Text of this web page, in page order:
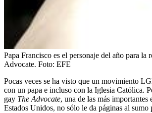
Papa Francisco es el personaje del año para la
Advocate. Foto: EFE
Pocas veces se ha visto que un movimiento
con un papa e incluso con la Iglesia Católica.
gay The Advocate, una de las más importantes
Estados Unidos, no sólo le da páginas al